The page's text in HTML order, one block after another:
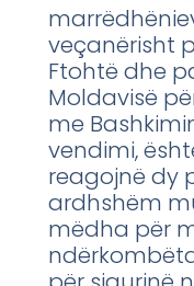
veçanërisht
Ftohtë dhe
Moldavisë
me
vendimi,
reagojnë dy
ardhshëm
mëdha për